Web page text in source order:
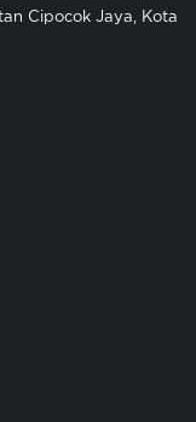
Cipocok Jaya, Kota